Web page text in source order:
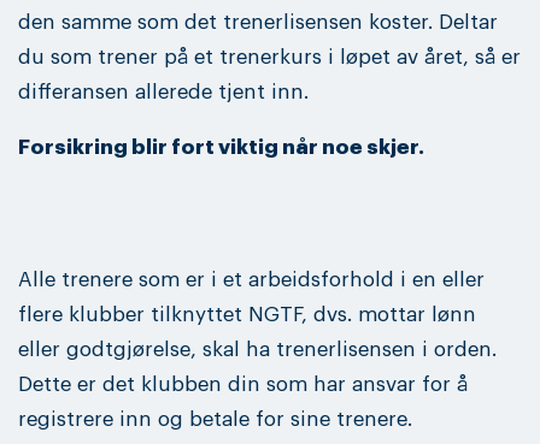
den samme som det trenerlisensen koster. Deltar
du som trener på et trenerkurs i løpet av året, så er
differansen allerede tjent inn.
Forsikring blir fort viktig når noe skjer.
Alle trenere som er i et arbeidsforhold i en eller
flere klubber tilknyttet NGTF, dvs. mottar lønn
eller godtgjørelse, skal ha trenerlisensen i orden.
Dette er det klubben din som har ansvar for å
registrere inn og betale for sine trenere.